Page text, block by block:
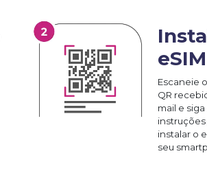
eSIM
Escaneie
QR
mail e siga
instruções
instalar o
seu